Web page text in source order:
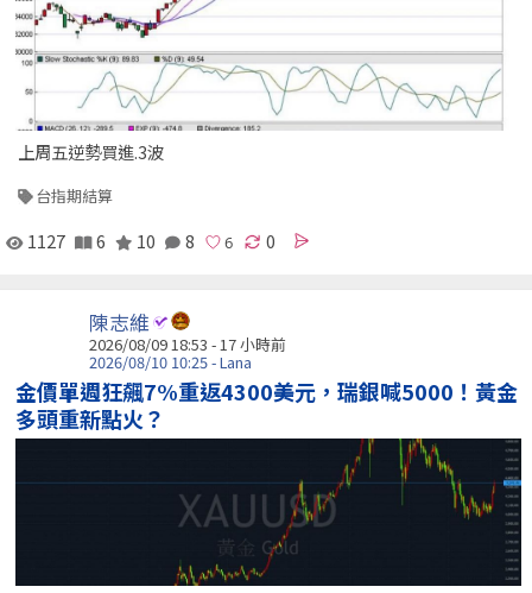
上周五逆勢買進.3波
台指期結算
1127 6 10 8 0
陳志維
2026/08/09 18:53 - 17 小時前
2026/08/10 10:25 - Lana
金價單週狂飆7%重返4300美元，瑞銀喊5000！黃金
多頭重新點火？